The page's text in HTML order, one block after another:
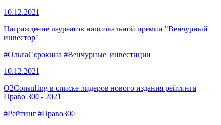
10.12.2021
Награждение лауреатов национальной премии "Венчурный
инвестор"
#ОльгаСорокина #Венчурные_инвестиции
10.12.2021
O2Consulting в списке лидеров нового издания рейтинга
Право 300 - 2021
#Рейтинг #Право300